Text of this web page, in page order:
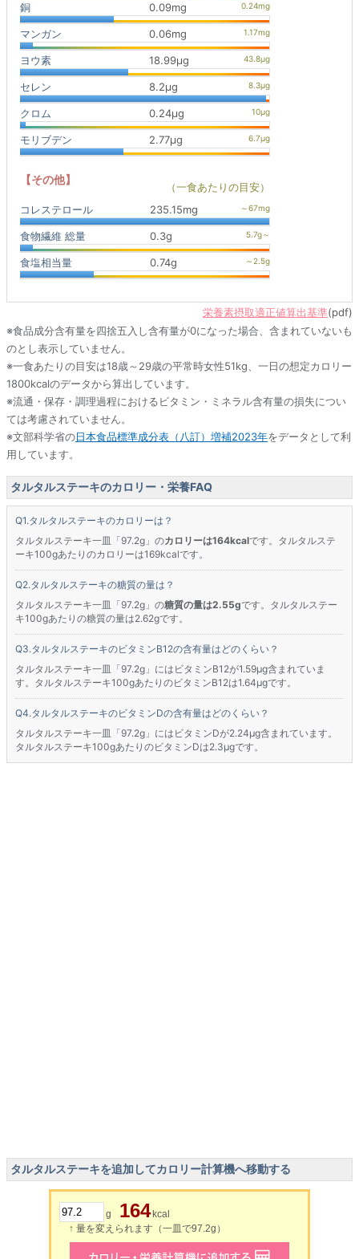
銅 0.09mg
マンガン 0.06mg
ヨウ素 18.99μg
セレン 8.2μg
クロム 0.24μg
モリブデン 2.77μg
【その他】
（一食あたりの目安）
コレステロール
235.15mg
食物繊維 総量 0.3g
食塩相当量 0.74g
栄養素摂取適正値算出基準(pdf)
※食品成分含有量を四捨五入し含有量が0になった場合、含まれていないも
のとし表示していません。
※一食あたりの目安は18歳～29歳の平常時女性51kg、一日の想定カロリー
1800kcalのデータから算出しています。
※流通・保存・調理過程におけるビタミン・ミネラル含有量の損失につい
ては考慮されていません。
※文部科学省の日本食品標準成分表（八訂）増補2023年をデータとして利
用しています。
タルタルステーキのカロリー・栄養FAQ
タルタルステーキのカロリーは？
タルタルステーキ一皿「97.2g」のカロリーは164kcalです。タルタルステ
ーキ100gあたりのカロリーは169kcalです。
タルタルステーキの糖質の量は？
タルタルステーキ一皿「97.2g」の糖質の量は2.55gです。タルタルステー
キ100gあたりの糖質の量は2.62gです。
タルタルステーキのビタミンB12の含有量はどのくらい？
タルタルステーキ一皿「97.2g」にはビタミンB12が1.59μg含まれていま
す。タルタルステーキ100gあたりのビタミンB12は1.64μgです。
タルタルステーキのビタミンDの含有量はどのくらい？
タルタルステーキ一皿「97.2g」にはビタミンDが2.24μg含まれています。
タルタルステーキ100gあたりのビタミンDは2.3μgです。
タルタルステーキを追加してカロリー計算機へ移動する
g 164 kcal
↑ 量を変えられます（一皿で97.2g）